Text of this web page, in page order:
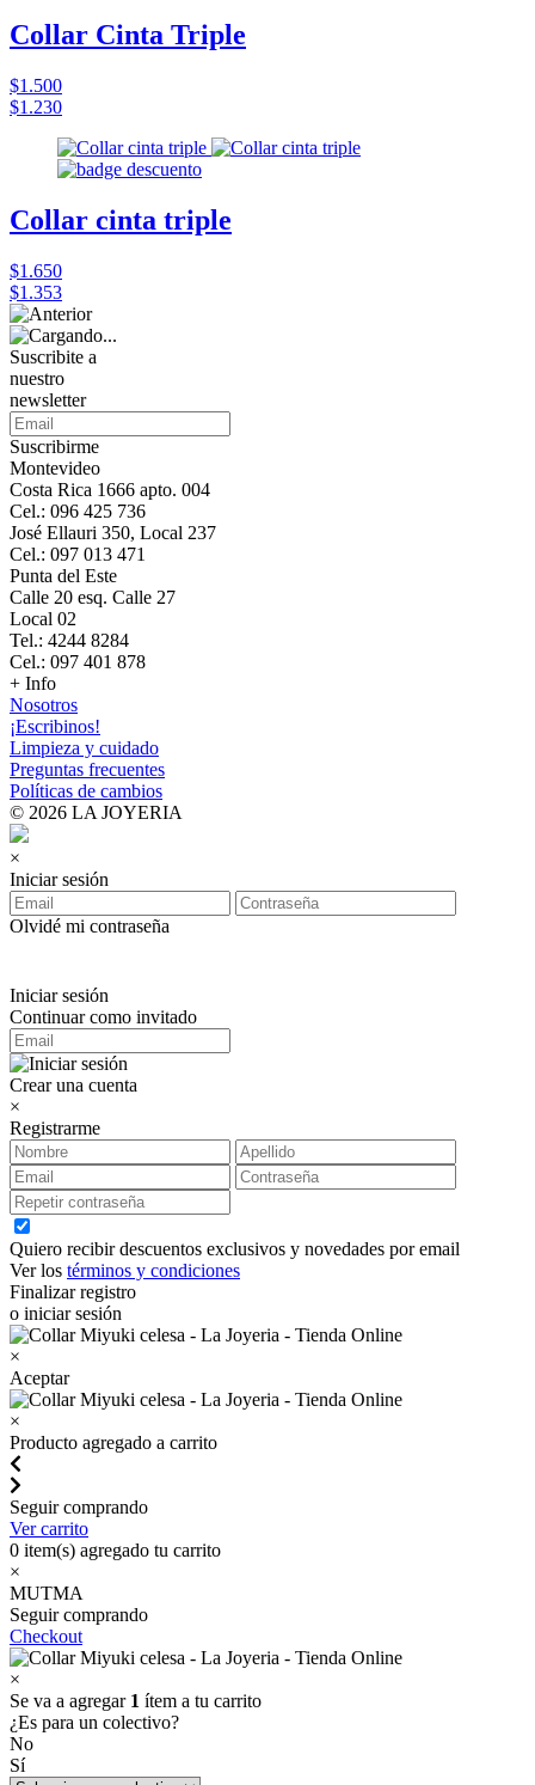
Collar Cinta Triple
$1.500
$1.230
Collar cinta triple
$1.650
$1.353
Suscribite a
nuestro
newsletter
Suscribirme
Montevideo
Costa Rica 1666 apto. 004
Cel.: 096 425 736
José Ellauri 350, Local 237
Cel.: 097 013 471
Punta del Este
Calle 20 esq. Calle 27
Local 02
Tel.: 4244 8284
Cel.: 097 401 878
+ Info
Nosotros
¡Escribinos!
Limpieza y cuidado
Preguntas frecuentes
Políticas de cambios
© 2026 LA JOYERIA
×
Iniciar sesión
Olvidé mi contraseña
Iniciar sesión
Continuar como invitado
Crear una cuenta
×
Registrarme
Quiero recibir descuentos exclusivos y novedades por email
Ver los términos y condiciones
Finalizar registro
o iniciar sesión
×
Aceptar
×
Producto agregado a carrito
Seguir comprando
Ver carrito
0 item(s) agregado tu carrito
×
MUTMA
Seguir comprando
Checkout
×
Se va a agregar 1 ítem a tu carrito
¿Es para un colectivo?
No
Sí